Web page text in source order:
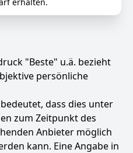
für den
1200-1 erfüllt die strengen
5, Schadstoffklasse 5,
Leistung, bewertet mit
Praxis und
Hersteller Gewicht
Güde 12,9 kg
"Beste" u.ä. bezieht
persönliche
dass dies unter
zum Zeitpunkt des
Anbieter möglich
kann. Eine Angabe in